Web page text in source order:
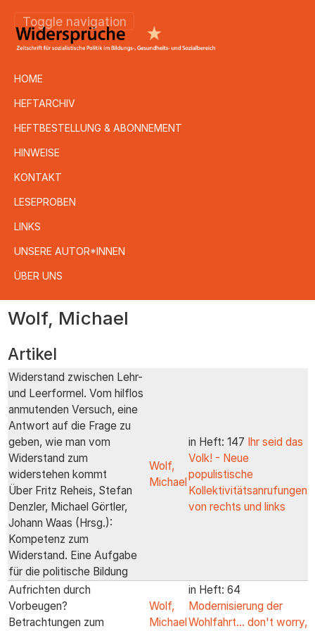
Toggle navigation
HOME
HEFTARCHIV
HEFTBESTELLUNG & ABONNEMENT
HINWEISE
KONTAKT
LESEPROBEN
LINKS
UNSERE AUTOR*INNEN
ÜBER UNS
zum
Wolf, Michael
Artikel
Widerstand zwischen Lehr-
und Leerformel. Vom hilflos
anmutenden Versuch, eine
Antwort auf die Frage zu
geben, wie man vom
Widerstand zum
widerstehen kommt
Über Fritz Reheis, Stefan
Denzler, Michael Görtler,
Johann Waas (Hrsg.):
Kompetenz zum
Widerstand. Eine Aufgabe
für die politische Bildung
Wolf,
Michael
in Heft: 147 Ihr seid das
Volk! - Neue
populistische
Kollektivitätsanrufungen
von rechts und links
Aufrichten durch
Vorbeugen?
Betrachtungen zum
Wolf,
Michael
in Heft: 64
Modernisierung der
Wohlfahrt... don't worry,